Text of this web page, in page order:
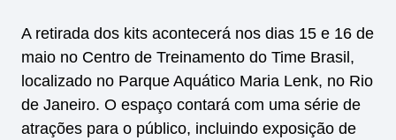
A retirada dos kits acontecerá nos dias 15 e 16 de
maio no Centro de Treinamento do Time Brasil,
localizado no Parque Aquático Maria Lenk, no Rio
de Janeiro. O espaço contará com uma série de
atrações para o público, incluindo exposição de